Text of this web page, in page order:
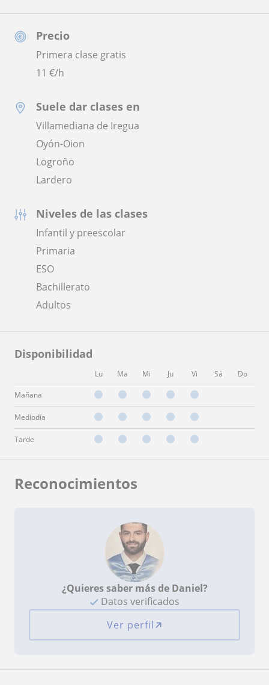
Precio
Primera clase gratis
11 €/h
Suele dar clases en
Villamediana de Iregua
Oyón-Oion
Logroño
Lardero
Niveles de las clases
Infantil y preescolar
Primaria
ESO
Bachillerato
Adultos
Disponibilidad
Lu Ma Mi Ju Vi Sá Do
Mañana
Mediodía
Tarde
Reconocimientos
¿Quieres saber más de Daniel?
Datos verificados
Ver perfil